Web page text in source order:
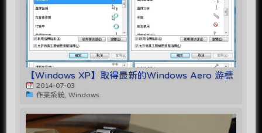
【Windows XP】取得最新的Windows Aero 游標
2014-07-03
作業系統, Windows